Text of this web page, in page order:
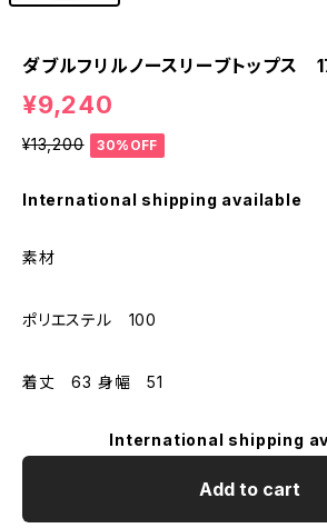
ダブルフリルノースリーブトップス
¥9,240
¥13,200 30%OFF
International shipping available
素材
ポリエステル 100
着丈 63 身幅 51
International shipping
Add to cart